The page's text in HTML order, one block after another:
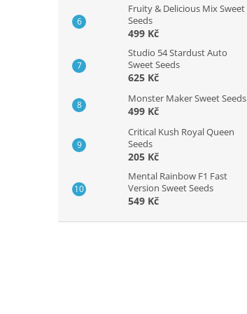
Fruity & Delicious Mix Sweet
Seeds
499 Kč
Studio 54 Stardust Auto
Sweet Seeds
625 Kč
Monster Maker Sweet Seeds
499 Kč
Critical Kush Royal Queen
Seeds
205 Kč
Mental Rainbow F1 Fast
Version Sweet Seeds
549 Kč